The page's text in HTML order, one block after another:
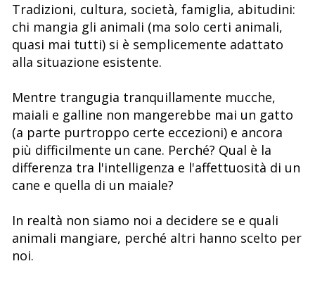
Tradizioni, cultura, società, famiglia, abitudini:
chi mangia gli animali (ma solo certi animali,
quasi mai tutti) si è semplicemente adattato
alla situazione esistente.
Mentre trangugia tranquillamente mucche,
maiali e galline non mangerebbe mai un gatto
(a parte purtroppo certe eccezioni) e ancora
più difficilmente un cane. Perché? Qual è la
differenza tra l'intelligenza e l'affettuosità di un
cane e quella di un maiale?
In realtà non siamo noi a decidere se e quali
animali mangiare, perché altri hanno scelto per
noi.